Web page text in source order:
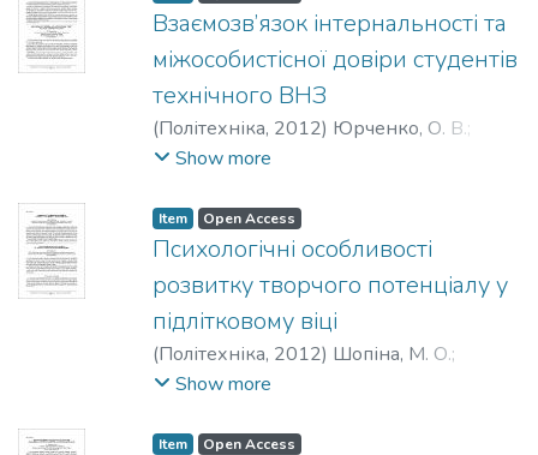
Взаємозв’язок інтернальності та
міжособистісної довіри студентів
технічного ВНЗ
(Політехніка, 2012) Юрченко, О. В.;
Yurchenko, O. V.
Show more
Item Open Access
Психологічні особливості
розвитку творчого потенціалу у
підлітковому віці
(Політехніка, 2012) Шопіна, М. О.;
Shopina, M. O.
Show more
Item Open Access